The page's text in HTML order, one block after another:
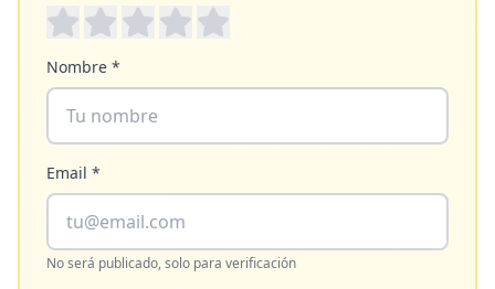
Nombre *
Email *
No será publicado, solo para verificación